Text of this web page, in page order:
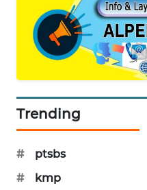
Trending
#
ptsbs
#
kmp
METRO
MEDAN
NEWS
METRO
JAKARTA
NEWS
KRT
NEWS